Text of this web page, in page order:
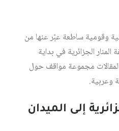
وقومية ساطعة عبّر عنها من
الجزائرية في بداية
مجموعة مواقف حول
وعربية.
إلى الميدان